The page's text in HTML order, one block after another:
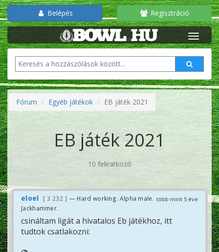
Belépés Regisztráció
Fórum Egyéb játékok EB játék 2021
EB játék 2021
10 feliratkozó
több mint 5 éve
eloel 3 232
— Hard working. Alpha male.
Jackhammer.
csináltam ligát a hivatalos Eb játékhoz, itt
tudtok csatlakozni: